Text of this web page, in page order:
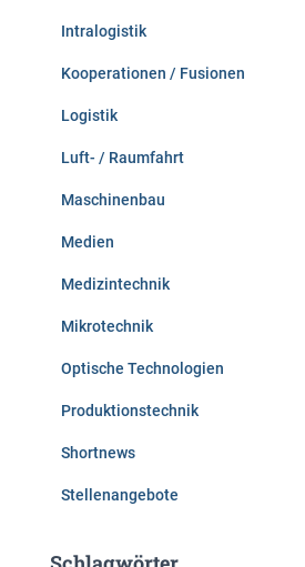
Intralogistik
Kooperationen / Fusionen
Logistik
Luft- / Raumfahrt
Maschinenbau
Medien
Medizintechnik
Mikrotechnik
Optische Technologien
Produktionstechnik
Shortnews
Stellenangebote